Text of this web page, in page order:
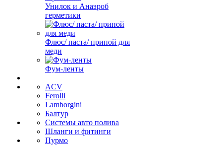
Унилок и Анаэроб
герметики
Флюс/ паста/ припой для
меди
Фум-ленты
ACV
Ferolli
Lamborgini
Балтур
Системы авто полива
Шланги и фитинги
Пурмо